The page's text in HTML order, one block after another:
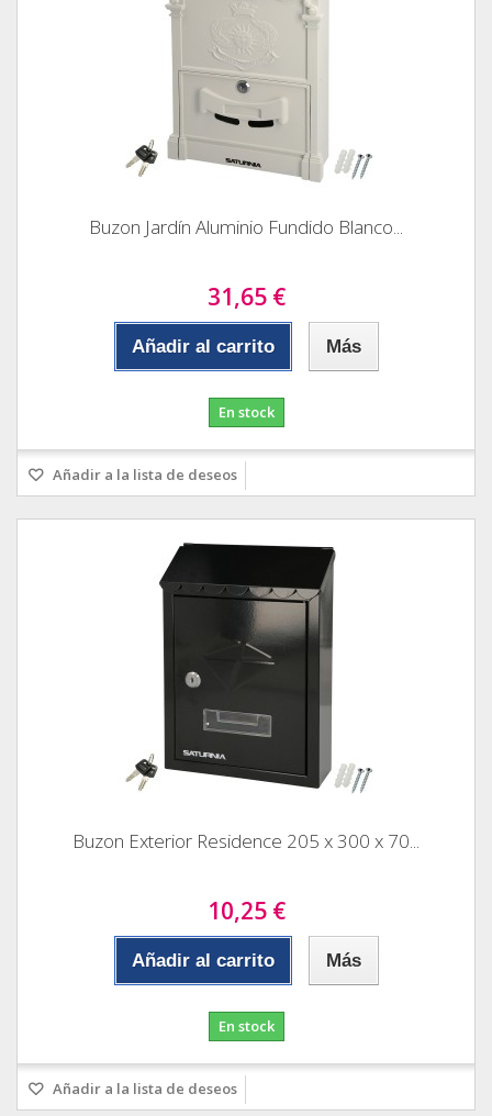
Buzon Jardín Aluminio Fundido Blanco...
31,65 €
Añadir al carrito Más
En stock
Añadir a la lista de deseos
Buzon Exterior Residence 205 x 300 x 70...
10,25 €
Añadir al carrito Más
En stock
Añadir a la lista de deseos